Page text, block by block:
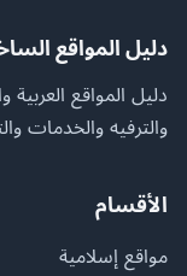
دليل المواقع
دليل المواقع العربية
والترفيه والخدمات
الأقسام
مواقع إسلامية